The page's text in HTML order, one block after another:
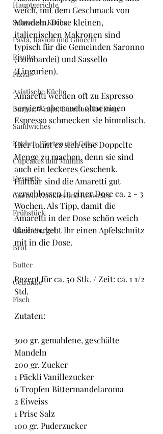
Hauptgerichte
Schweizer Küche
Pasta, Ravioli und Gnocchi
Risotto
Pizza
Asiatische Küche
Burger, Wraps, Burritos,Hot Dogs
Sandwiches
Kuchen , Torten und Cakes
Cupcakes und Muffins
Desserts
Guetzli, Cookies und Brownies
Frühstück
Glacé/ Sorbet
Brot
Butter
Getränke
Fisch
weich, mit dem Geschmack von
Mandeln. Diese kleinen,
italienischen Makronen sind
typisch für die Gemeinden Saronno
(Lombardei) und Sassello
(Lingurien).
Amaretti werden oft zu Espresso
serviert, aber auch ohne einen
Espresso schmecken sie himmlisch.
Hier lohnt es sich eine Doppelte
Menge zu machen, denn sie sind
auch ein leckeres Geschenk.
Haltbar sind die Amaretti gut
verschlossen in einer Dose ca. 2 - 3
Wochen. Als Tipp, damit die
Amaretti in der Dose schön weich
bleiben, gebt Ihr einen Apfelschnitz
mit in die Dose.
Rezept für ca. 50 Stk. / Zeit: ca. 1 1/2
Std.
Zutaten:
300 gr. gemahlene, geschälte
Mandeln
200 gr. Zucker
1 Päckli Vanillezucker
6 Tropfen Bittermandelaroma
2 Eiweiss
1 Prise Salz
100 gr. Puderzucker